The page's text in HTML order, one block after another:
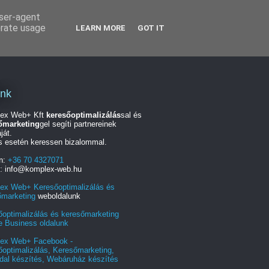
Web+ Kft keresőoptimalizálással és
gel segíti partnereinek
esetén keressen bizalommal.
+36 70 4327071
info@komplex-web.hu
Web+ Keresőoptimalizálás és
weboldalunk
és keresőmarketing
Business oldalunk
Web+ Facebook -
Keresőmarketing,
készítés, Webáruház készítés
agent
usage
LEARN MORE GOT IT